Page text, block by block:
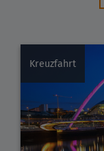
Kreuzfahrt